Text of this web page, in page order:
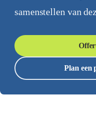
samenstellen van
Plan een